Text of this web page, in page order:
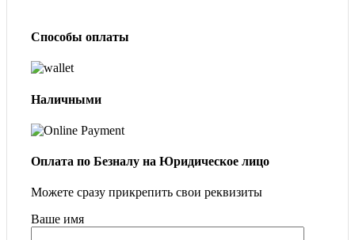
Способы оплаты
Наличными
Оплата по Безналу на Юридическое лицо
Можете сразу прикрепить свои реквизиты
Ваше имя